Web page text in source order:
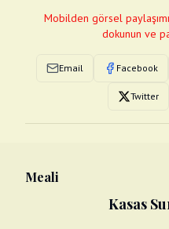
Mobilden görsel
dokunun ve
Email Facebook
Twitter
Meali
Kasas